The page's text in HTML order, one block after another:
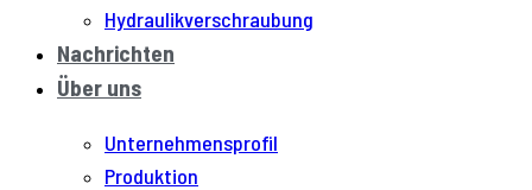
Hydraulikverschraubung
Nachrichten
Über uns
Unternehmensprofil
Produktion